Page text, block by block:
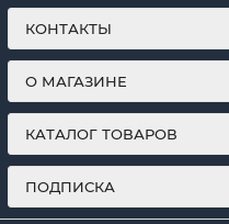
КОНТАКТЫ
О МАГАЗИНЕ
КАТАЛОГ ТОВАРОВ
ПОДПИСКА